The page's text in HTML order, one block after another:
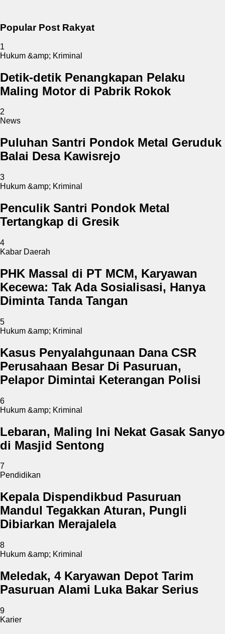
Popular Post Rakyat
1
Hukum &amp; Kriminal
Detik-detik Penangkapan Pelaku
Maling Motor di Pabrik Rokok
2
News
Puluhan Santri Pondok Metal Geruduk
Balai Desa Kawisrejo
3
Hukum &amp; Kriminal
Penculik Santri Pondok Metal
Tertangkap di Gresik
4
Kabar Daerah
PHK Massal di PT MCM, Karyawan
Kecewa: Tak Ada Sosialisasi, Hanya
Diminta Tanda Tangan
5
Hukum &amp; Kriminal
Kasus Penyalahgunaan Dana CSR
Perusahaan Besar Di Pasuruan,
Pelapor Dimintai Keterangan Polisi
6
Hukum &amp; Kriminal
Lebaran, Maling Ini Nekat Gasak Sanyo
di Masjid Sentong
7
Pendidikan
Kepala Dispendikbud Pasuruan
Mandul Tegakkan Aturan, Pungli
Dibiarkan Merajalela
8
Hukum &amp; Kriminal
Meledak, 4 Karyawan Depot Tarim
Pasuruan Alami Luka Bakar Serius
9
Karier